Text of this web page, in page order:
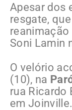
Apesar dos
resgate,
reanimação
Soni Lamin
O velório
(10), na
rua Ricardo
em Joinville.